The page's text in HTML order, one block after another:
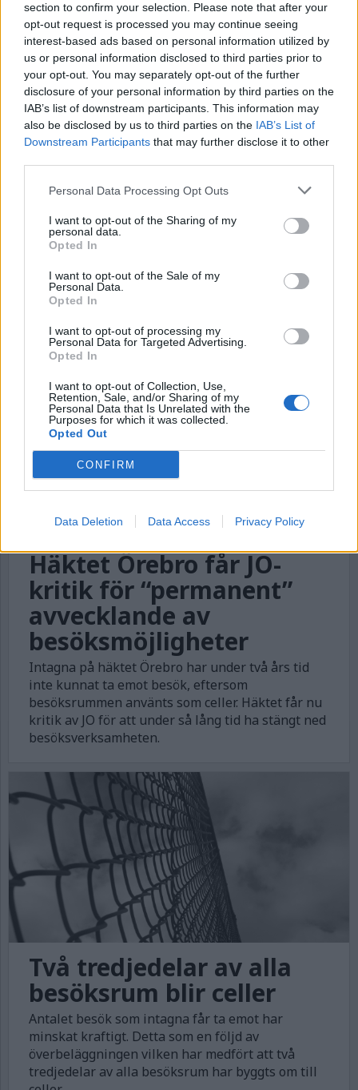
section to confirm your selection. Please note that after your
opt-out request is processed you may continue seeing
interest-based ads based on personal information utilized by
us or personal information disclosed to third parties prior to
your opt-out. You may separately opt-out of the further
disclosure of your personal information by third parties on the
IAB’s list of downstream participants. This information may
also be disclosed by us to third parties on the IAB’s List of
Downstream Participants that may further disclose it to other
Personal Data Processing Opt Outs
I want to opt-out of the Sharing of my
personal data.
Opted In
I want to opt-out of the Sale of my
Personal Data.
Opted In
I want to opt-out of processing my
Personal Data for Targeted Advertising.
Opted In
I want to opt-out of Collection, Use,
Retention, Sale, and/or Sharing of my
Personal Data that Is Unrelated with the
Purposes for which it was collected.
Opted Out
CONFIRM
Data Deletion Data Access Privacy Policy
ANHÖRIGKRÖNIKA
Hällbyanstalten sätter
inte barnets bästa
främst
Jag skriver angående de nya rutinerna för besök
på Hällbyanstalten, där min dotters pappa är
bland annat Barnkonventionen.
Häktet Örebro får JO-
kritik för “permanent”
avvecklande av
besöksmöjligheter
Intagna på häktet Örebro har under två års tid
inte kunnat ta emot besök, eftersom
besöksrummen använts som celler. Häktet får nu
kritik av JO för att under så lång tid ha stängt ned
besöksverksamheten.
Två tredjedelar av alla
besöksrum blir celler
Antalet besök som intagna får ta emot har
minskat kraftigt. Detta som en följd av
överbeläggningen vilken har medfört att två
tredjedelar av alla besöksrum har byggts om till